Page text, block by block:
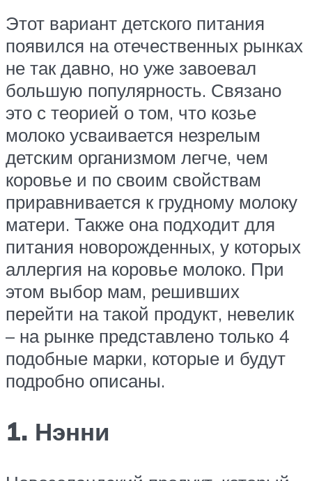
Этот вариант детского питания
появился на отечественных рынках
не так давно, но уже завоевал
большую популярность. Связано
это с теорией о том, что козье
молоко усваивается незрелым
детским организмом легче, чем
коровье и по своим свойствам
приравнивается к грудному молоку
матери. Также она подходит для
питания новорожденных, у которых
аллергия на коровье молоко. При
этом выбор мам, решивших
перейти на такой продукт, невелик
– на рынке представлено только 4
подобные марки, которые и будут
подробно описаны.
1. Нэнни